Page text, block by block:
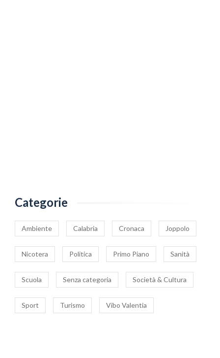
Categorie
Ambiente Calabria Cronaca Joppolo
Nicotera Politica Primo Piano Sanità
Scuola Senza categoria Società & Cultura
Sport Turismo Vibo Valentia